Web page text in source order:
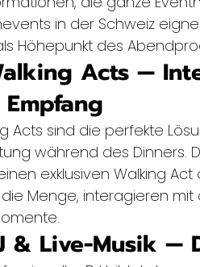
in der Schweiz
Höhepunkt des
Acts —
Acts sind die perfekte
während des Dinners.
exklusiven Walking
Menge, interagieren
& Live-Musik —